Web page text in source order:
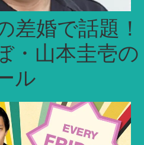
差婚で話題！
・山本圭壱の
ル